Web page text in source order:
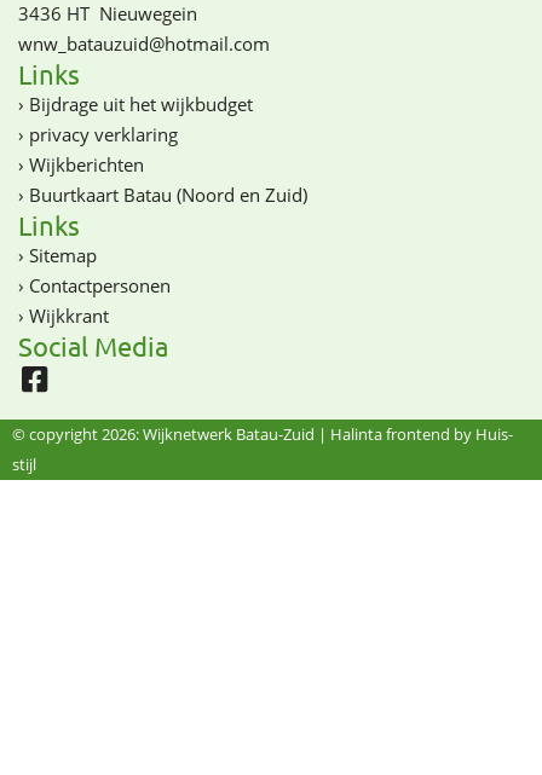
3436 HT Nieuwegein
wnw_batauzuid@­­hotmail.com
Links
› Bijdrage uit het wijkbudget
› privacy verklaring
› Wijkberichten
› Buurtkaart Batau (Noord en Zuid)
Links
› Sitemap
› Contactpersonen
› Wijkkrant
Social Media
© copyright 2026: Wijknetwerk Batau-Zuid | Halinta frontend by Huis-
stijl